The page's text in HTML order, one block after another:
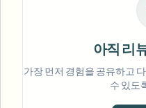
아직 리
가장 먼저 경험을 공유하고
수 있도